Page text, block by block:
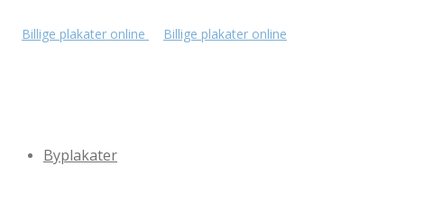
Byplakater